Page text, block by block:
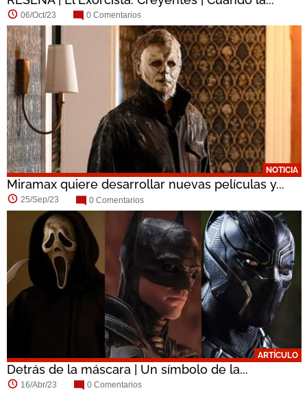
06/Oct/23 0 Comentarios
NOTICIA
Miramax quiere desarrollar nuevas películas y...
25/Sep/23 0 Comentarios
ARTÍCULO
Detrás de la máscara | Un símbolo de la...
16/Abr/23 0 Comentarios